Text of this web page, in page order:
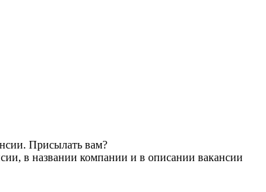
Присылать вам?
в названии компании и в описании вакансии